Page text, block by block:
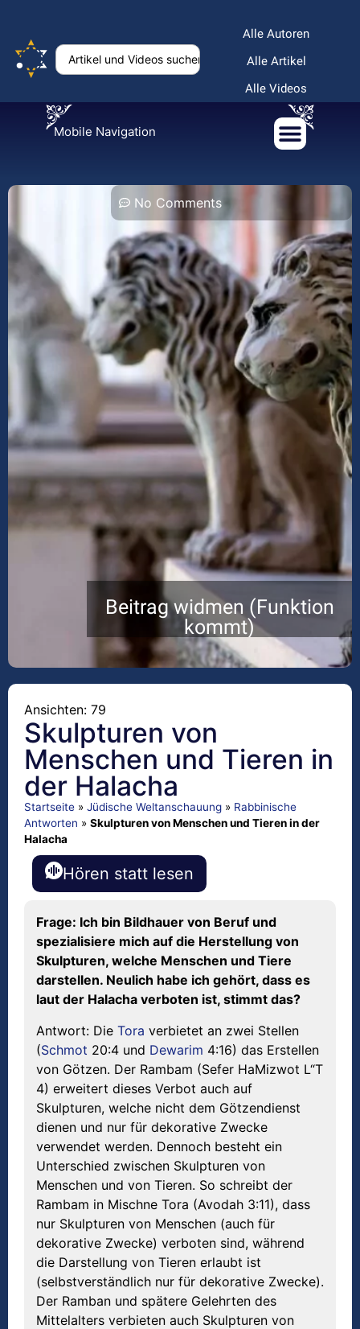
Alle Autoren
Alle Artikel
Alle Videos
Mobile Navigation
No Comments
Beitrag widmen (Funktion
kommt)
Ansichten: 79
Skulpturen von
Menschen und Tieren in
der Halacha
Startseite » Jüdische Weltanschauung » Rabbinische
Antworten » Skulpturen von Menschen und Tieren in der
Halacha
Hören statt lesen
Frage: Ich bin Bildhauer von Beruf und
spezialisiere mich auf die Herstellung von
Skulpturen, welche Menschen und Tiere
darstellen. Neulich habe ich gehört, dass es
laut der Halacha verboten ist, stimmt das?
Antwort: Die Tora verbietet an zwei Stellen
(Schmot 20:4 und Dewarim 4:16) das Erstellen
von Götzen. Der Rambam (Sefer HaMizwot L“T
4) erweitert dieses Verbot auch auf
Skulpturen, welche nicht dem Götzendienst
dienen und nur für dekorative Zwecke
verwendet werden. Dennoch besteht ein
Unterschied zwischen Skulpturen von
Menschen und von Tieren. So schreibt der
Rambam in Mischne Tora (Avodah 3:11), dass
nur Skulpturen von Menschen (auch für
dekorative Zwecke) verboten sind, während
die Darstellung von Tieren erlaubt ist
(selbstverständlich nur für dekorative Zwecke).
Der Ramban und spätere Gelehrten des
Mittelalters verbieten auch Skulpturen von